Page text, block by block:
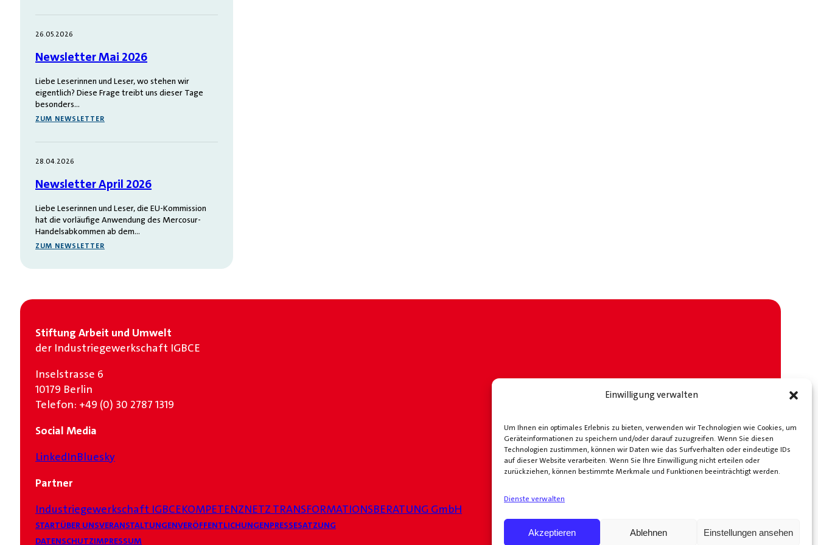
Einwilligung verwalten
Um Ihnen ein optimales Erlebnis zu bieten, verwenden wir Technologien wie Cookies, um
Geräteinformationen zu speichern und/oder darauf zuzugreifen. Wenn Sie diesen
Technologien zustimmen, können wir Daten wie das Surfverhalten oder eindeutige IDs
auf dieser Website verarbeiten. Wenn Sie Ihre Einwilligung nicht erteilen oder
zurückziehen, können bestimmte Merkmale und Funktionen beeinträchtigt werden.
Dienste verwalten
Akzeptieren Ablehnen Einstellungen ansehen
26.05.2026
Newsletter Mai 2026
Liebe Leserinnen und Leser, wo stehen wir
eigentlich? Diese Frage treibt uns dieser Tage
besonders…
ZUM NEWSLETTER
28.04.2026
Newsletter April 2026
Liebe Leserinnen und Leser, die EU-Kommission
hat die vorläufige Anwendung des Mercosur-
Handelsabkommen ab dem…
ZUM NEWSLETTER
Stiftung Arbeit und Umwelt
der Industrie­gewerkschaft IGBCE
Inselstrasse 6
10179 Berlin
Telefon: +49 (0) 30 2787 1319
Social Media
LinkedInBluesky
Partner
Industrie­gewerkschaft IGBCEKOMPETENZNETZ TRANSFORMATIONSBERATUNG GmbH
STARTÜBER UNSVERANSTALTUNGENVERÖFFENTLICHUNGENPRESSESATZUNG
DATENSCHUTZIMPRESSUM